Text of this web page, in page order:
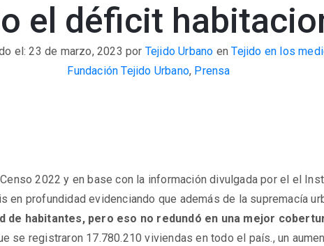
el déficit
el: 23 de marzo, 2023por Tejido Urbano enTejido en los
Fundación Tejido Urbano, Prensa
2022 y en base con la información divulgada por el el
en profundidad evidenciando que además de la supremacía
de habitantes, pero eso no redundó en una mejor
se registraron 17.780.210 viviendas en todo el país., un